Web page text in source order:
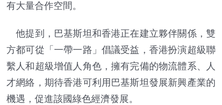
有大量合作空間。
他提到，巴基斯坦和香港正在建立夥伴關係，雙
方都可從「一帶一路」倡議受益，香港扮演超級聯
繫人和超級增值人角色，擁有完備的物流體系、人
才網絡，期待香港可利用巴基斯坦發展新興產業的
機遇，促進該國綠色經濟發展。